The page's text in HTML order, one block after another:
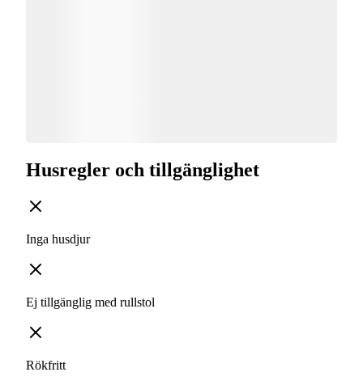
Husregler och tillgänglighet
Inga husdjur
Ej tillgänglig med rullstol
Rökfritt